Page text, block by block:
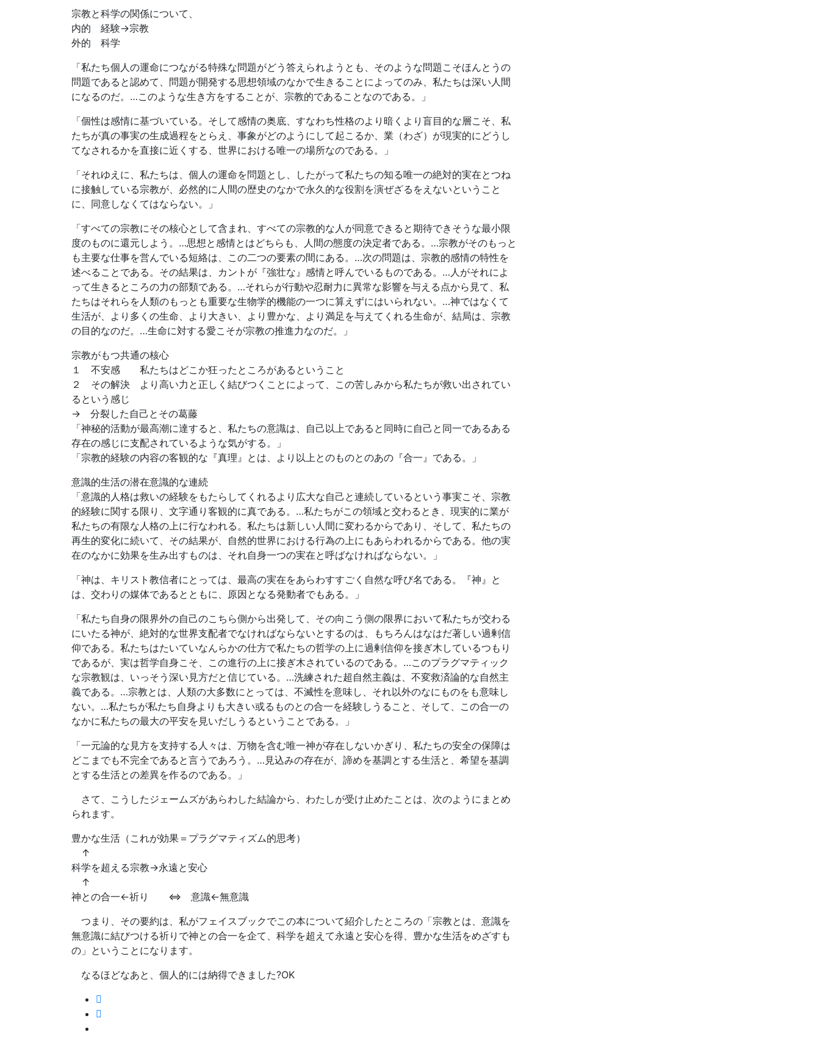
宗教と科学の関係について、
内的 経験→宗教
外的 科学
「私たち個人の運命につながる特殊な問題がどう答えられようとも、そのような問題こそほんとうの
問題であると認めて、問題が開発する思想領域のなかで生きることによってのみ、私たちは深い人間
になるのだ。…このような生き方をすることが、宗教的であることなのである。」
「個性は感情に基づいている。そして感情の奥底、すなわち性格のより暗くより盲目的な層こそ、私
たちが真の事実の生成過程をとらえ、事象がどのようにして起こるか、業（わざ）が現実的にどうし
てなされるかを直接に近くする、世界における唯一の場所なのである。」
「それゆえに、私たちは、個人の運命を問題とし、したがって私たちの知る唯一の絶対的実在とつね
に接触している宗教が、必然的に人間の歴史のなかで永久的な役割を演ぜざるをえないということ
に、同意しなくてはならない。」
「すべての宗教にその核心として含まれ、すべての宗教的な人が同意できると期待できそうな最小限
度のものに還元しよう。…思想と感情とはどちらも、人間の態度の決定者である。…宗教がそのもっと
も主要な仕事を営んでいる短絡は、この二つの要素の間にある。…次の問題は、宗教的感情の特性を
述べることである。その結果は、カントが『強壮な』感情と呼んでいるものである。…人がそれによ
って生きるところの力の部類である。…それらが行動や忍耐力に異常な影響を与える点から見て、私
たちはそれらを人類のもっとも重要な生物学的機能の一つに算えずにはいられない。…神ではなくて
生活が、より多くの生命、より大きい、より豊かな、より満足を与えてくれる生命が、結局は、宗教
の目的なのだ。…生命に対する愛こそが宗教の推進力なのだ。」
宗教がもつ共通の核心
１ 不安感 私たちはどこか狂ったところがあるということ
２ その解決 より高い力と正しく結びつくことによって、この苦しみから私たちが救い出されてい
るという感じ
→ 分裂した自己とその葛藤
「神秘的活動が最高潮に達すると、私たちの意識は、自己以上であると同時に自己と同一であるある
存在の感じに支配されているような気がする。」
「宗教的経験の内容の客観的な『真理』とは、より以上とのものとのあの『合一』である。」
意識的生活の潜在意識的な連続
「意識的人格は救いの経験をもたらしてくれるより広大な自己と連続しているという事実こそ、宗教
的経験に関する限り、文字通り客観的に真である。…私たちがこの領域と交わるとき、現実的に業が
私たちの有限な人格の上に行なわれる。私たちは新しい人間に変わるからであり、そして、私たちの
再生的変化に続いて、その結果が、自然的世界における行為の上にもあらわれるからである。他の実
在のなかに効果を生み出すものは、それ自身一つの実在と呼ばなければならない。」
「神は、キリスト教信者にとっては、最高の実在をあらわすすごく自然な呼び名である。『神』と
は、交わりの媒体であるとともに、原因となる発動者でもある。」
「私たち自身の限界外の自己のこちら側から出発して、その向こう側の限界において私たちが交わる
にいたる神が、絶対的な世界支配者でなければならないとするのは、もちろんはなはだ著しい過剰信
仰である。私たちはたいていなんらかの仕方で私たちの哲学の上に過剰信仰を接ぎ木しているつもり
であるが、実は哲学自身こそ、この進行の上に接ぎ木されているのである。…このプラグマティック
な宗教観は、いっそう深い見方だと信じている。…洗練された超自然主義は、不変救済論的な自然主
義である。…宗教とは、人類の大多数にとっては、不滅性を意味し、それ以外のなにものをも意味し
ない。…私たちが私たち自身よりも大きい或るものとの合一を経験しうること、そして、この合一の
なかに私たちの最大の平安を見いだしうるということである。」
「一元論的な見方を支持する人々は、万物を含む唯一神が存在しないかぎり、私たちの安全の保障は
どこまでも不完全であると言うであろう。…見込みの存在が、諦めを基調とする生活と、希望を基調
とする生活との差異を作るのである。」
さて、こうしたジェームズがあらわした結論から、わたしが受け止めたことは、次のようにまとめ
られます。
豊かな生活（これが効果＝プラグマティズム的思考）
↑
科学を超える宗教→永遠と安心
↑
神との合一←祈り ⇔ 意識←無意識
つまり、その要約は、私がフェイスブックでこの本について紹介したところの「宗教とは、意識を
無意識に結びつける祈りで神との合一を企て、科学を超えて永遠と安心を得、豊かな生活をめざすも
の」ということになります。
なるほどなあと、個人的には納得できました?OK